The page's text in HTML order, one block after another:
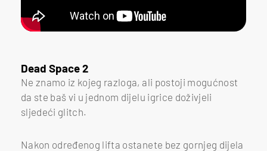
Dead Space 2
Ne znamo iz kojeg razloga, ali postoji mogućnost
da ste baš vi u jednom dijelu igrice doživjeli
sljedeći glitch.
Nakon određenog lifta ostanete bez gornjeg dijela